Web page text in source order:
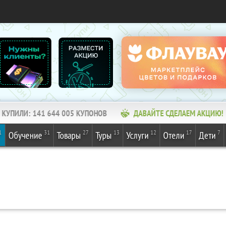
КУПИЛИ: 141 644 005 КУПОНОВ ДАВАЙТЕ СДЕЛАЕМ АКЦИЮ!
Обучение 31 Товары 27 Туры 13 Услуги 12 Отели 17 Дети 7